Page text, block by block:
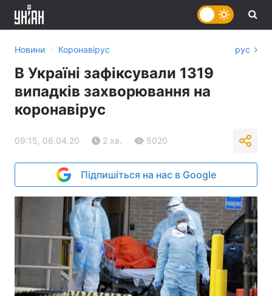
Новини › Коронавірус рус
В Україні зафіксували 1319
випадків захворювання на
коронавірус
09:15, 06.04.20 2 хв. 5020
Підпишіться на нас в Google